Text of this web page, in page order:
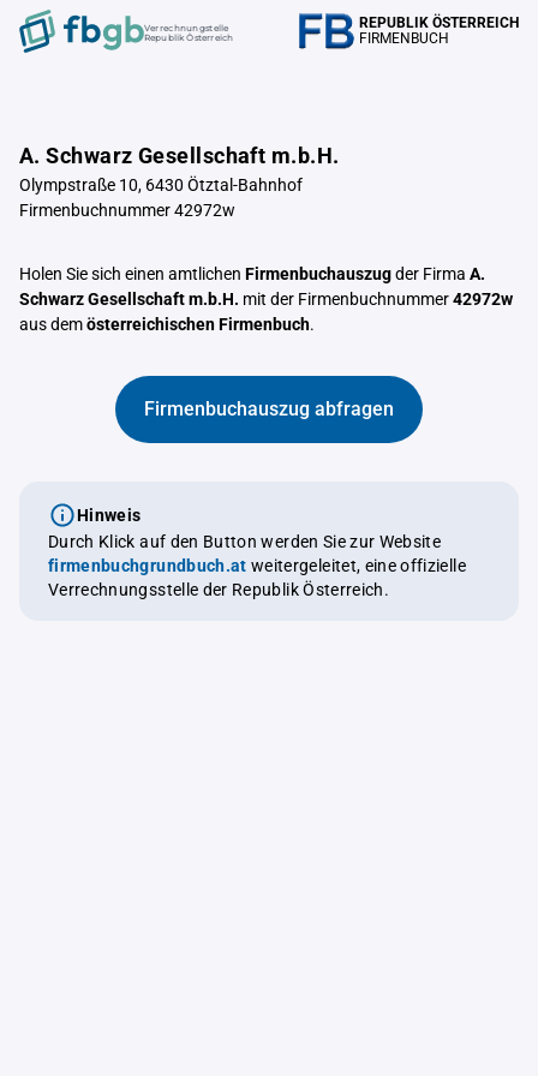
Verrechnungstelle
Republik Österreich
REPUBLIK ÖSTERREICH
FIRMENBUCH
A. Schwarz Gesellschaft m.b.H.
Olympstraße 10, 6430 Ötztal-Bahnhof
Firmenbuchnummer 42972w
Holen Sie sich einen amtlichen Firmenbuchauszugder Firma A.
Schwarz Gesellschaft m.b.H. mit der Firmenbuchnummer42972w
aus demösterreichischen Firmenbuch.
Firmenbuchauszug abfragen
Hinweis
Durch Klick auf den Button werden Sie zur Website
firmenbuchgrundbuch.at weitergeleitet, eine offizielle
Verrechnungsstelle der Republik Österreich.